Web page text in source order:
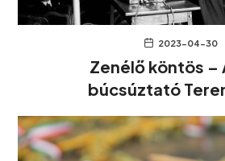
2023-04-30
Zenélő köntös –
búcsúztató